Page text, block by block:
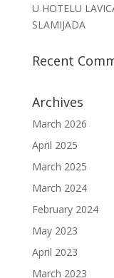
U HOTELU
SLAMIJADA
Recent
Archives
March 2026
April 2025
March 2025
March 2024
February 2024
May 2023
April 2023
March 2023